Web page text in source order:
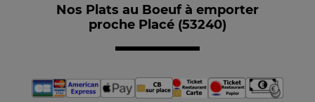
Nos Plats au Boeuf à emporter
proche Placé (53240)